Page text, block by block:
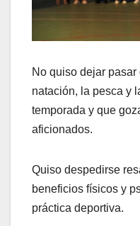
No quiso dejar
natación, la pesca y
temporada y que
aficionados.
Quiso despedirse
beneficios físicos y
práctica deportiva.